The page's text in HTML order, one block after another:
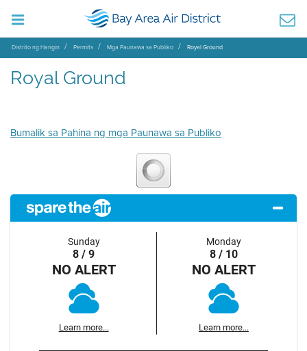
Distrito ng Hangin Permits Mga Paunawa sa Publiko Royal Ground
Royal Ground
Bumalik sa Pahina ng mga Paunawa sa Publiko
Sunday
8 / 9
NO ALERT
Learn more...
Monday
8 / 10
NO ALERT
Learn more...